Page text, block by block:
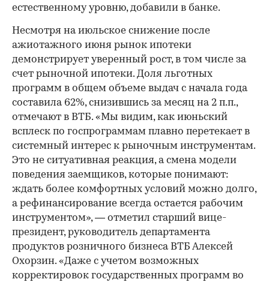
естественному уровню, добавили в банке.
Несмотря на июльское снижение после
ажиотажного июня рынок ипотеки
демонстрирует уверенный рост, в том числе за
счет рыночной ипотеки. Доля льготных
программ в общем объеме выдач с начала года
составила 62%, снизившись за месяц на 2 п.п.,
отмечают в ВТБ. «Мы видим, как июньский
всплеск по госпрограммам плавно перетекает в
системный интерес к рыночным инструментам.
Это не ситуативная реакция, а смена модели
поведения заемщиков, которые понимают:
ждать более комфортных условий можно долго,
а рефинансирование всегда остается рабочим
инструментом», — отметил старший вице-
президент, руководитель департамента
продуктов розничного бизнеса ВТБ Алексей
Охорзин. «Даже с учетом возможных
корректировок государственных программ во